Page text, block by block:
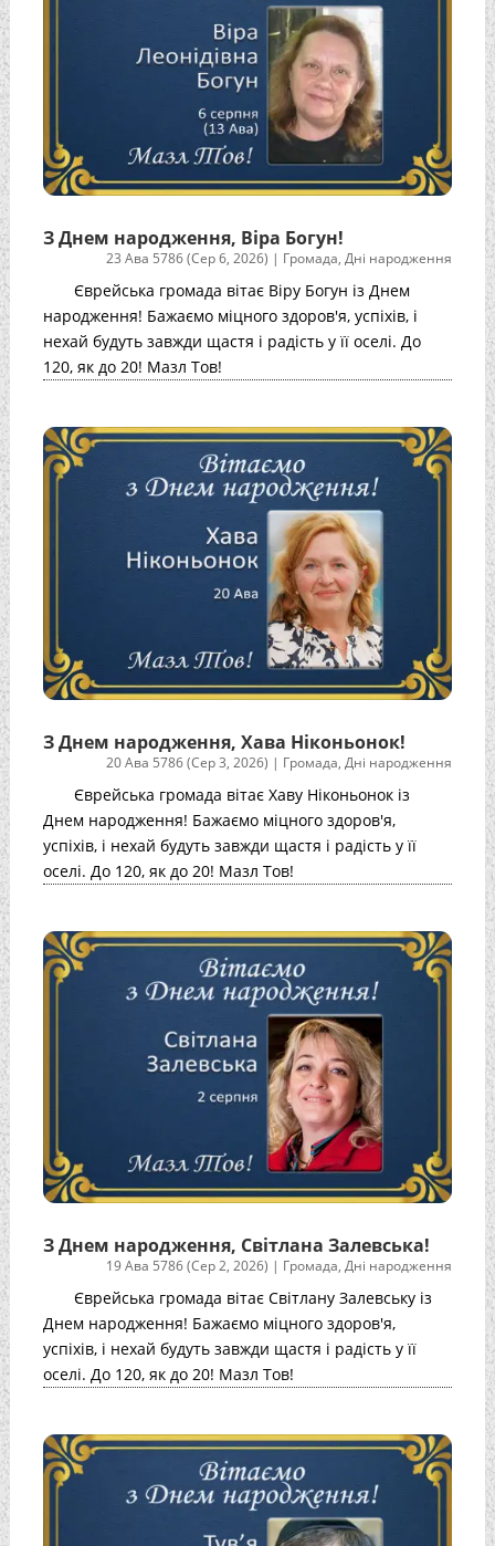
З Днем народження, Віра Богун!
23 Ава 5786 (Сер 6, 2026) | Громада,Дні народження
Єврейська громада вітає Віру Богун із Днем
народження! Бажаємо міцного здоров'я, успіхів, і
нехай будуть завжди щастя і радість у її оселі. До
120, як до 20! Мазл Тов!
З Днем народження, Хава Ніконьонок!
20 Ава 5786 (Сер 3, 2026) | Громада,Дні народження
Єврейська громада вітає Хаву Ніконьонок із
Днем народження! Бажаємо міцного здоров'я,
успіхів, і нехай будуть завжди щастя і радість у її
оселі. До 120, як до 20! Мазл Тов!
З Днем народження, Світлана Залевська!
19 Ава 5786 (Сер 2, 2026) | Громада,Дні народження
Єврейська громада вітає Світлану Залевську із
Днем народження! Бажаємо міцного здоров'я,
успіхів, і нехай будуть завжди щастя і радість у її
оселі. До 120, як до 20! Мазл Тов!